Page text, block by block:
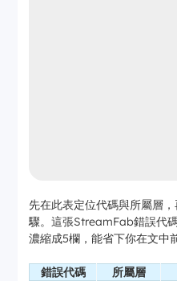
先在此表定位代碼與所屬層
驟。這張StreamFab錯誤代
濃縮成5欄，能省下你在文中
錯誤代碼 所屬層